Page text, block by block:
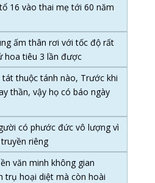
16 vào thai mẹ tới 60 năm
ấm thân rơi với tốc độ rất
hoa tiêu 3 lần được
tát thuộc tánh nào, Trước khi
thần, vậy họ có báo ngày
có phước đức vô lượng vì
riêng
văn minh không gian
trụ hoại diệt mà còn hoài